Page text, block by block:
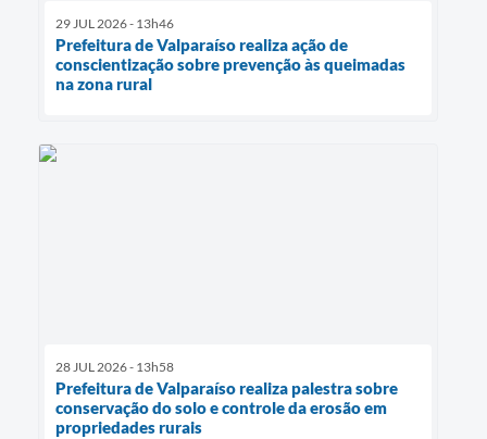
29 JUL 2026 - 13h46
Prefeitura de Valparaíso realiza ação de
conscientização sobre prevenção às queimadas
na zona rural
28 JUL 2026 - 13h58
Prefeitura de Valparaíso realiza palestra sobre
conservação do solo e controle da erosão em
propriedades rurais